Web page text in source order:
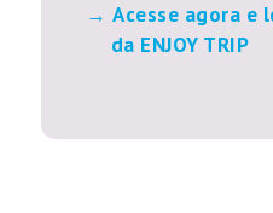
Acesse agora e
da ENJOY TRIP